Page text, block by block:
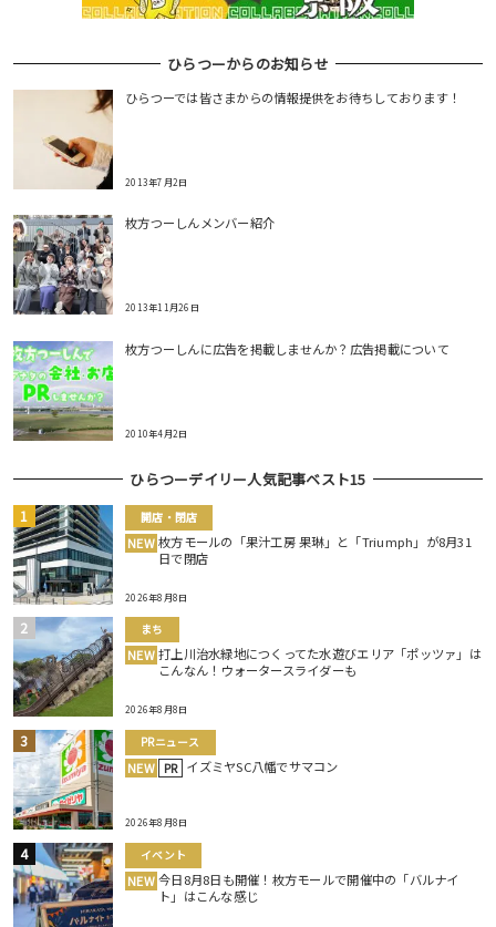
ひらつーからのお知らせ
ひらつーでは皆さまからの情報提供をお待ちしております！
2013年7月2日
枚方つーしんメンバー紹介
2013年11月26日
枚方つーしんに広告を掲載しませんか？広告掲載について
2010年4月2日
ひらつーデイリー人気記事ベスト15
開店・閉店
NEW 枚方モールの「果汁工房 果琳」と「Triumph」が8月31
日で閉店
2026年8月8日
まち
NEW 打上川治水緑地につくってた水遊びエリア「ポッツァ」は
こんなん！ウォータースライダーも
2026年8月8日
PRニュース
NEW PR イズミヤSC八幡でサマコン
2026年8月8日
イベント
NEW 今日8月8日も開催！枚方モールで開催中の「バルナイ
ト」はこんな感じ